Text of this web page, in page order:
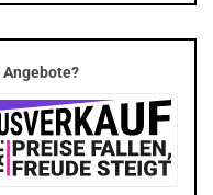
Angebote?